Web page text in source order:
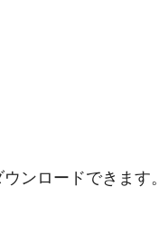
ンロードできます。